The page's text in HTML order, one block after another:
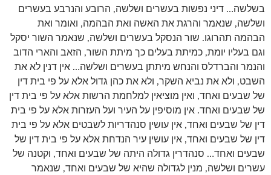
בשלשה… דיני נפשות בעשרים ושלשה, הרובע והנרבע בעשרים
ושלשה, שנאמר והרגת את האשה ואת הבהמה, ואומר ואת
הבהמה תהרוגו. שור הנסקל בעשרים ושלשה, שנאמר השור יסקל
וגם בעליו יומת, כמיתת בעלים כך מיתת השור, הזאב והארי הדוב
והנמר והברדלס והנחש מיתתן בעשרים ושלשה… אין דנין לא את
השבט, ולא את נביא השקר, ולא את כהן גדול אלא על פי בית דין
של שבעים ואחד, ואין מוציאין למלחמת הרשות אלא על פי בית דין
של שבעים ואחד. אין מוסיפין על העיר ועל העזרות אלא על פי בית
דין של שבעים ואחד, אין עושין סנהדריות לשבטים אלא על פי בית
דין של שבעים ואחד, אין עושין עיר הנדחת אלא על פי בית דין של
שבעים ואחד… סנהדרין גדולה היתה של שבעים ואחד, וקטנה של
עשרים ושלשה, מנין לגדולה שהיא של שבעים ואחד, שנאמר